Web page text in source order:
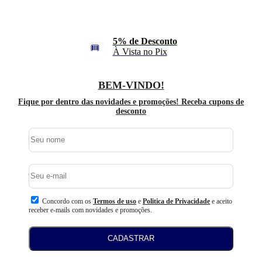
5% de Desconto
À Vista no Pix
BEM-VINDO!
Fique por dentro das novidades e promoções! Receba cupons de
desconto
Concordo com os Termos de uso e Politica de Privacidade e aceito
receber e-mails com novidades e promoções.
CADASTRAR